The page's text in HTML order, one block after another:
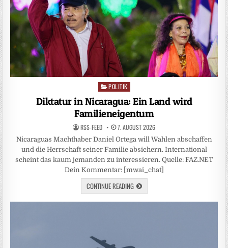
Posted
POLITIK
Diktatur in Nicaragua: Ein Land wird
Familieneigentum
RSS-FEED 7. AUGUST 2026
Nicaraguas Machthaber Daniel Ortega will Wahlen abschaffen
und die Herrschaft seiner Familie absichern. International
scheint das kaum jemanden zu interessieren. Quelle: FAZ.NET
Dein Kommentar: [mwai_chat]
CONTINUE READING